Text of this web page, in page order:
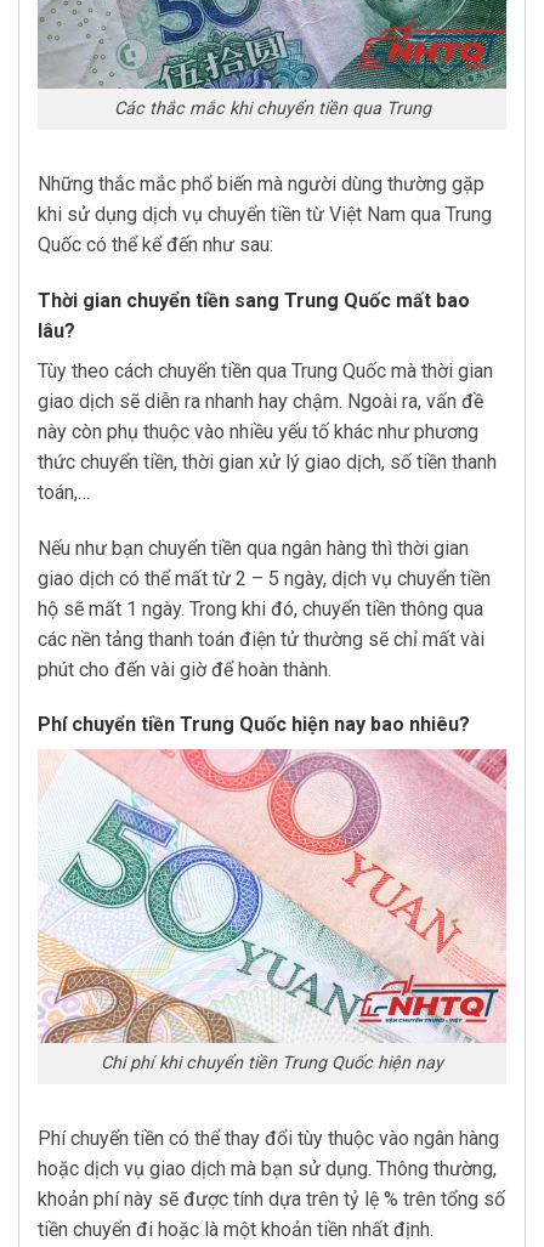
Các thắc mắc khi chuyển tiền qua Trung
Những thắc mắc phổ biến mà người dùng thường gặp
khi sử dụng dịch vụ chuyển tiền từ Việt Nam qua Trung
Quốc có thể kể đến như sau:
Thời gian chuyển tiền sang Trung Quốc mất bao
lâu?
Tùy theo cách chuyển tiền qua Trung Quốc mà thời gian
giao dịch sẽ diễn ra nhanh hay chậm. Ngoài ra, vấn đề
này còn phụ thuộc vào nhiều yếu tố khác như phương
thức chuyển tiền, thời gian xử lý giao dịch, số tiền thanh
toán,…
Nếu như bạn chuyển tiền qua ngân hàng thì thời gian
giao dịch có thể mất từ 2 – 5 ngày, dịch vụ chuyển tiền
hộ sẽ mất 1 ngày. Trong khi đó, chuyển tiền thông qua
các nền tảng thanh toán điện tử thường sẽ chỉ mất vài
phút cho đến vài giờ để hoàn thành.
Phí chuyển tiền Trung Quốc hiện nay bao nhiêu?
Chi phí khi chuyển tiền Trung Quốc hiện nay
Phí chuyển tiền có thể thay đổi tùy thuộc vào ngân hàng
hoặc dịch vụ giao dịch mà bạn sử dụng. Thông thường,
khoản phí này sẽ được tính dựa trên tỷ lệ % trên tổng số
tiền chuyển đi hoặc là một khoản tiền nhất định.